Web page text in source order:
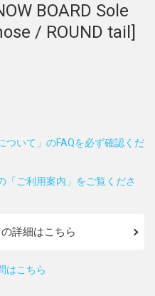
BOARD Sole
/ ROUND tail]
ついて」のFAQを必ず確認くだ
「ご利用案内」をご覧くださ
詳細はこちら
はこちら